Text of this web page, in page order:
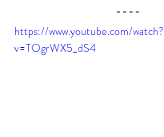
https://www.youtube.com/watch?
v=TOgrWX5_dS4